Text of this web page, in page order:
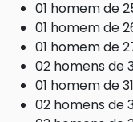
01 homem de
01 homem de
01 homem de
02 homens de
01 homem de
02 homens de